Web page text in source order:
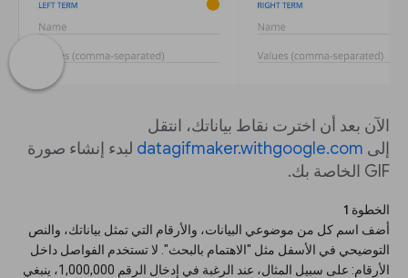
الآن بعد أن اخترت نقاط بياناتك، انتقل
إلى datagifmaker.withgoogle.com لبدء إنشاء صورة
GIF الخاصة بك.
الخطوة 1
أضف اسم كل من موضوعي البيانات، والأرقام التي تمثل بياناتك، والنص
التوضيحي في الأسفل مثل "الاهتمام بالبحث". لا تستخدم الفواصل داخل
الأرقام: على سبيل المثال، عند الرغبة في إدخال الرقم 1,000,000، ينبغي